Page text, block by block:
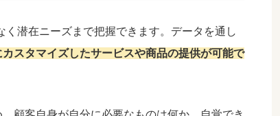
潜在ニーズまで把握できます。データを通し
スタマイズしたサービスや商品の提供が可能で